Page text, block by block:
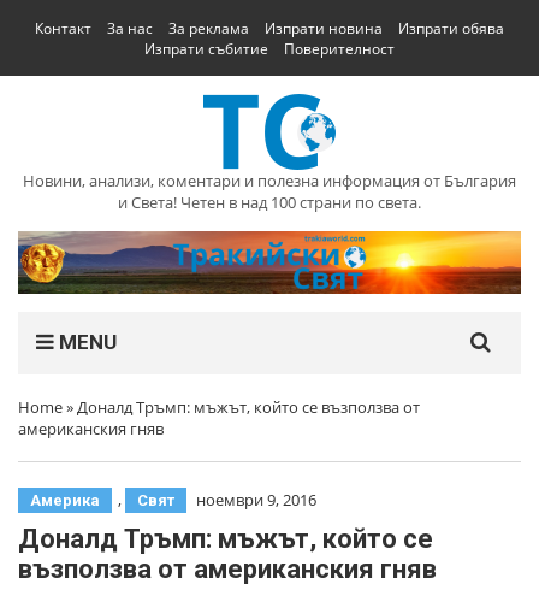
Контакт За нас За реклама Изпрати новина
Изпрати обява
Изпрати събитие
Поверителност
Новини, анализи, коментари и полезна информация от България
и Света! Четен в над 100 страни по света.
MENU
Home»Доналд Тръмп: мъжът, който се възползва от
американския гняв
Америка , Свят ноември 9, 2016
Доналд Тръмп: мъжът, който се
възползва от американския гняв